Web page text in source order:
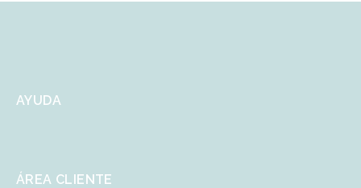
AYUDA
ÁREA CLIENTE